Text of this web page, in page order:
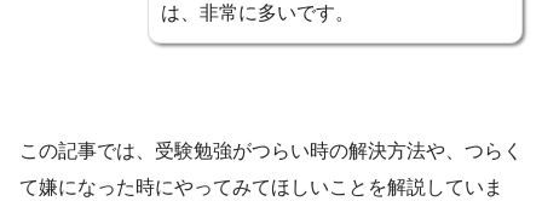
は、非常に多いです。
この記事では、受験勉強がつらい時の解決方法や、つらく
て嫌になった時にやってみてほしいことを解説していま